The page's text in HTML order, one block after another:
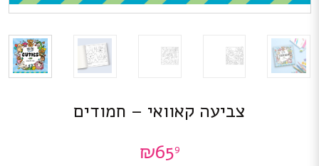
צביעה קאוואי – חמודים
₪659